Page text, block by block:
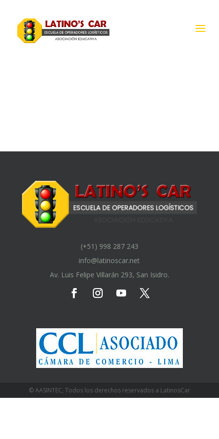
(+51) 998 287 243
info@latinoscar.net
Av. Luis Felipe Villarán 293, San Isidro.
© AASINTEC, Todos los derechos reservados a LatinosCar